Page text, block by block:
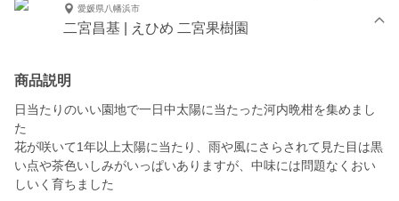
愛媛県八幡浜市
二宮昌基 | えひめ 二宮果樹園
商品説明
日当たりのいい園地で一日中太陽に当たった河内晩柑を集めまし
た
花が咲いて1年以上太陽に当たり、雨や風にさらされて見た目は黒
い点や茶色いしみがいっぱいありますが、中味には問題なくおい
しいく育ちました